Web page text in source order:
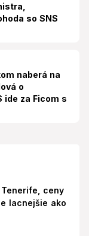
so SNS
naberá na
o
ide za Ficom s
Tenerife, ceny
lacnejšie ako